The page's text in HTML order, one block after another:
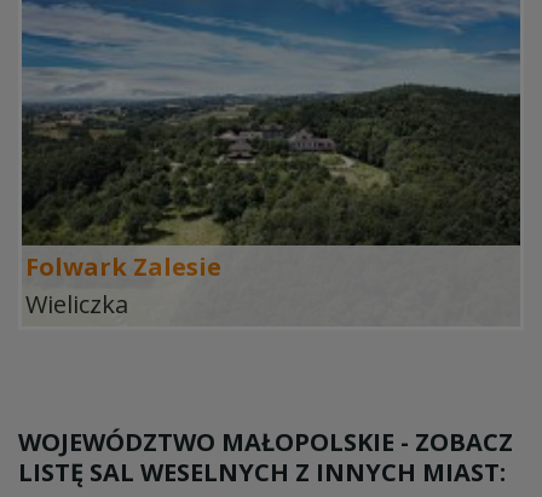
Folwark Zalesie
Wieliczka
WOJEWÓDZTWO MAŁOPOLSKIE - ZOBACZ
LISTĘ SAL WESELNYCH Z INNYCH MIAST: